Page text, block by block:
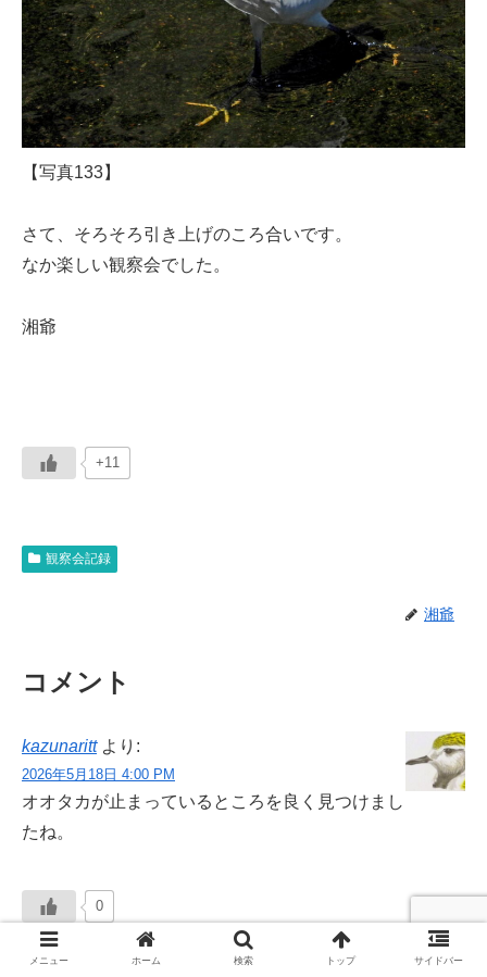
【写真133】
さて、そろそろ引き上げのころ合いです。
なか楽しい観察会でした。
湘爺
+11
観察会記録
湘爺
コメント
kazunaritt より:
2026年5月18日 4:00 PM
オオタカが止まっているところを良く見つけまし
たね。
0
ログインして返信する
メニュー ホーム 検索 トップ サイドバー